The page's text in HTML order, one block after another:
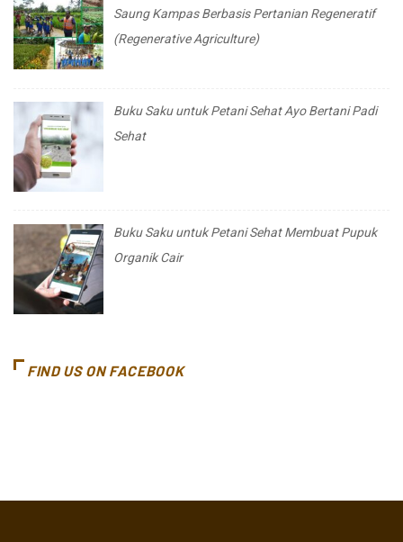
Saung Kampas Berbasis Pertanian Regeneratif
(Regenerative Agriculture)
Buku Saku untuk Petani Sehat Ayo Bertani Padi
Sehat
Buku Saku untuk Petani Sehat Membuat Pupuk
Organik Cair
FIND US ON FACEBOOK